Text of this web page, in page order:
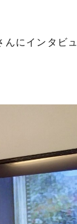
にインタビュ